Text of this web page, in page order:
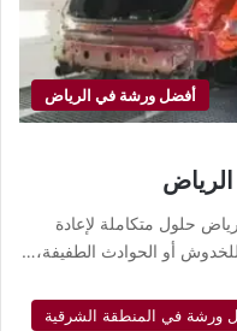
أفضل ورشة في الرياض
حلول متكاملة لإعادة
أو الحوادث الطفيفة،…
ورشة في المنطقة الشرقية